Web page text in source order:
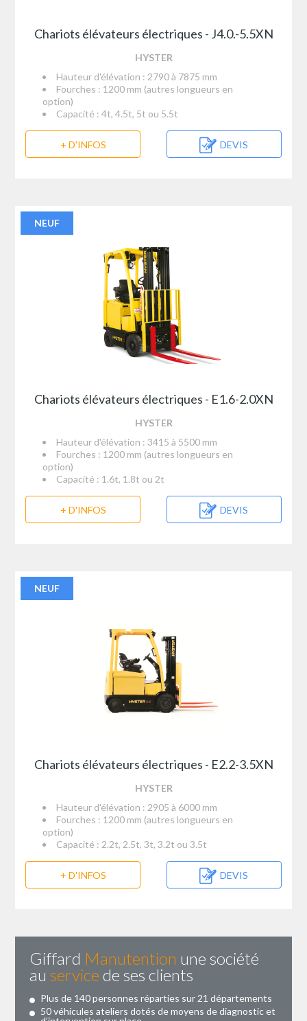
Chariots élévateurs électriques - J4.0.-5.5XN
HYSTER
Hauteur d'élévation : 2790 à 7875 mm
Fourches : 1200 mm (autres longueurs en
option)
Capacité : 4t, 4.5t, 5t ou 5.5t
+ D'INFOS DEVIS
NEUF
Chariots élévateurs électriques - E1.6-2.0XN
HYSTER
Hauteur d'élévation : 3415 à 5500 mm
Fourches : 1200 mm (autres longueurs en
option)
Capacité : 1.6t, 1.8t ou 2t
+ D'INFOS DEVIS
NEUF
Chariots élévateurs électriques - E2.2-3.5XN
HYSTER
Hauteur d'élévation : 2905 à 6000 mm
Fourches : 1200 mm (autres longueurs en
option)
Capacité : 2.2t, 2.5t, 3t, 3.2t ou 3.5t
+ D'INFOS DEVIS
Giffard Manutention une société
au service de ses clients
Plus de 140 personnes réparties sur 21 départements
50 véhicules ateliers dotés de moyens de diagnostic et